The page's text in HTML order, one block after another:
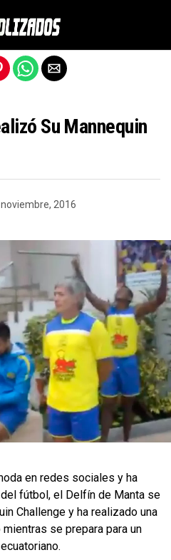
Su Mannequin
2016
en redes sociales y ha
fútbol, el Delfín de Manta se
Challenge y ha realizado una
se prepara para un
versión móvil